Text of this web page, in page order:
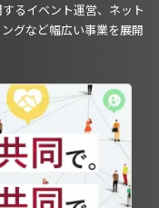
るイベント運営、ネット
グなど幅広い事業を展開